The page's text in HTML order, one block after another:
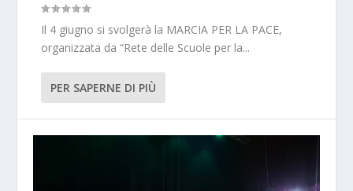
Il 4 giugno si svolgerà la MARCIA PER LA PACE,
organizzata da “Rete delle Scuole per la...
PER SAPERNE DI PIÙ